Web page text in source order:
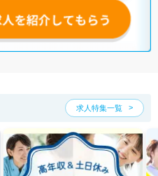
ただくと、ご希望条件をヒアリン
人気の希望条件をピックアップし
求人特集一覧